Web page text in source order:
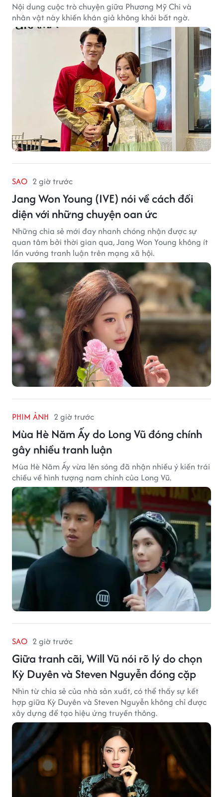
Nội dung cuộc trò chuyện giữa Phương Mỹ Chi và
nhân vật này khiến khán giả không khỏi bất ngờ.
SAO 2 giờ trước
Jang Won Young (IVE) nói về cách đối
diện với những chuyện oan ức
Những chia sẻ mới đay nhanh chóng nhận được sự
quan tâm bởi thời gian qua, Jang Won Young không ít
lần vướng tranh luận trên mạng xã hội.
PHIM ẢNH 2 giờ trước
Mùa Hè Năm Ấy do Long Vũ đóng chính
gây nhiều tranh luận
Mùa Hè Năm Ấy vừa lên sóng đã nhận nhiều ý kiến trái
chiều về hình tượng nam chính của Long Vũ.
SAO 2 giờ trước
Giữa tranh cãi, Will Vũ nói rõ lý do chọn
Kỳ Duyên và Steven Nguyễn đóng cặp
Nhìn từ chia sẻ của nhà sản xuất, có thể thấy sự kết
hợp giữa Kỳ Duyên và Steven Nguyễn không chỉ được
xây dựng để tạo hiệu ứng truyền thông.